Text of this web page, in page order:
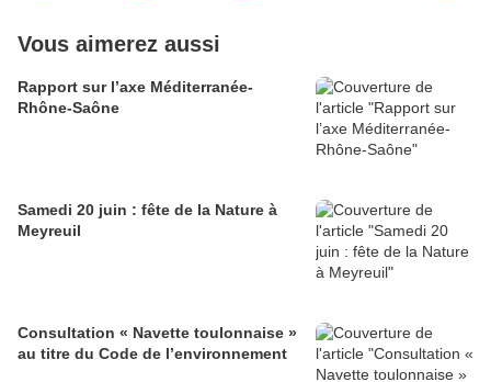
Vous aimerez aussi
Rapport sur l’axe Méditerranée-
Rhône-Saône
Samedi 20 juin : fête de la Nature à
Meyreuil
Consultation « Navette toulonnaise »
au titre du Code de l’environnement